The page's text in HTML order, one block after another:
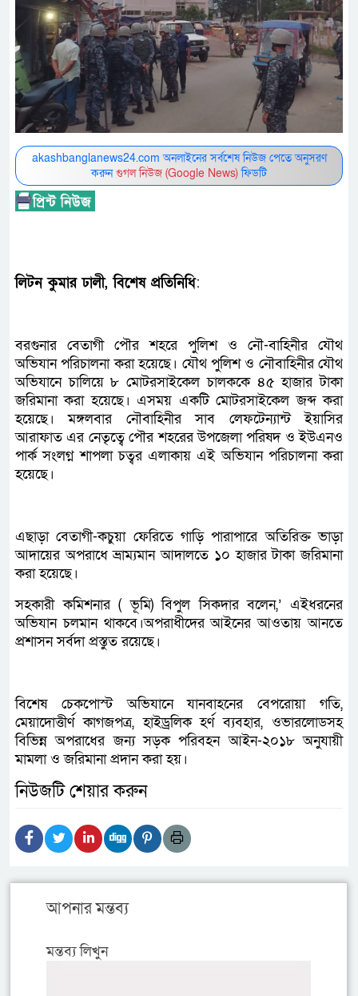
akashbanglanews24.com অনলাইনের সর্বশেষ নিউজ পেতে অনুসরণ
করুনগুগল নিউজ (Google News)ফিডটি
লিটন কুমার ঢালী, বিশেষ প্রতিনিধি:
বরগুনার বেতাগী পৌর শহরে পুলিশ ও নৌ-বাহিনীর যৌথ
অভিযান পরিচালনা করা হয়েছে। যৌথ পুলিশ ও নৌবাহিনীর যৌথ
অভিযানে চালিয়ে ৮ মোটরসাইকেল চালককে ৪৫ হাজার টাকা
জরিমানা করা হয়েছে। এসময় একটি মোটরসাইকেল জব্দ করা
হয়েছে। মঙ্গলবার নৌবাহিনীর সাব লেফটেন্যান্ট ইয়াসির
আরাফাত এর নেতৃত্বে পৌর শহরের উপজেলা পরিষদ ও ইউএনও
পার্ক সংলগ্ন শাপলা চত্বর এলাকায় এই অভিযান পরিচালনা করা
হয়েছে।
এছাড়া বেতাগী-কচুয়া ফেরিতে গাড়ি পারাপারে অতিরিক্ত ভাড়া
আদায়ের অপরাধে ভ্রাম্যমান আদালতে ১০ হাজার টাকা জরিমানা
করা হয়েছে।
সহকারী কমিশনার ( ভূমি) বিপুল সিকদার বলেন,’ এইধরনের
অভিযান চলমান থাকবে।অপরাধীদের আইনের আওতায় আনতে
প্রশাসন সর্বদা প্রস্তুত রয়েছে।
বিশেষ চেকপোস্ট অভিযানে যানবাহনের বেপরোয়া গতি,
মেয়াদোত্তীর্ণ কাগজপত্র, হাইড্রলিক হর্ণ ব্যবহার, ওভারলোডসহ
বিভিন্ন অপরাধের জন্য সড়ক পরিবহন আইন-২০১৮ অনুযায়ী
মামলা ও জরিমানা প্রদান করা হয়।
নিউজটি শেয়ার করুন
আপনার মন্তব্য
মন্তব্য লিখুন